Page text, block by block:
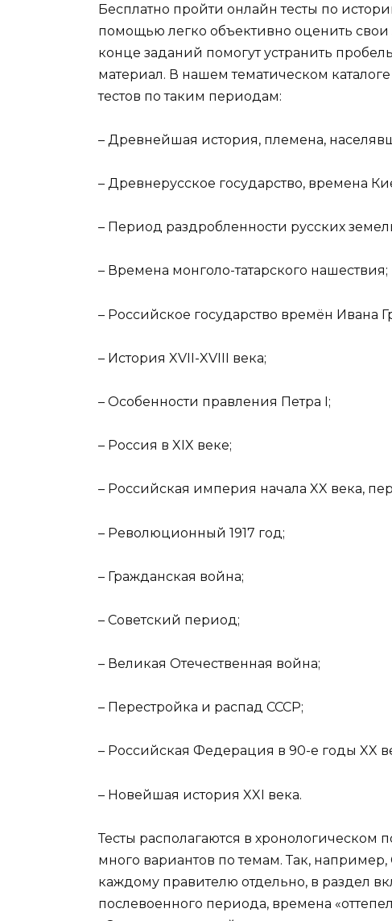
Бесплатно пройти онлайн тесты по
помощью легко объективно оценить свои
конце заданий помогут устранить
материал. В нашем тематическом
тестов по таким периодам:
– Древнейшая история, племена,
– Древнерусское государство, времена
– Период раздробленности русских
– Времена монголо-татарского нашествия;
– Российское государство времён Ивана
– История XVII-XVIII века;
– Особенности правления Петра I;
– Россия в XIX веке;
– Российская империя начала XX века,
– Революционный 1917 год;
– Гражданская война;
– Советский период;
– Великая Отечественная война;
– Перестройка и распад СССР;
– Российская Федерация в 90-е годы XX
– Новейшая история XXI века.
Тесты располагаются в хронологическом
много вариантов по темам. Так,
каждому правителю отдельно, в раздел
послевоенного периода, времена